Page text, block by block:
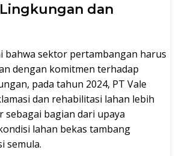
dan
bahwa sektor pertambangan harus
dengan komitmen terhadap
pada tahun 2024, PT Vale
dan rehabilitasi lahan lebih
sebagai bagian dari upaya
lahan bekas tambang
semula.